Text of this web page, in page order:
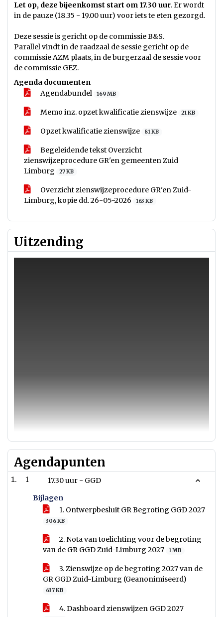
Let op, deze bijeenkomst start om 17.30 uur. Er wordt
in de pauze (18.35 - 19.00 uur) voor iets te eten gezorgd.
Deze sessie is gericht op de commissie B&S.
Parallel vindt in de raadzaal de sessie gericht op de
commissie AZM plaats, in de burgerzaal de sessie voor
de commissie GEZ.
Agenda documenten
Agendabundel
169 MB
Memo inz. opzet kwalificatie zienswijze 21 KB
Opzet kwalificatie zienswijze 81 KB
Begeleidende tekst Overzicht
zienswijzeprocedure GR'en gemeenten Zuid
Limburg
27 KB
Overzicht zienswijzeprocedure GR'en Zuid-
Limburg, kopie dd. 26-05-2026
163 KB
Uitzending
Agendapunten
1
17.30 uur - GGD
Bijlagen
1. Ontwerpbesluit GR Begroting GGD 2027
306 KB
2. Nota van toelichting voor de begroting
van de GR GGD Zuid-Limburg 2027
1 MB
3. Zienswijze op de begroting 2027 van de
GR GGD Zuid-Limburg (Geanonimiseerd)
637 KB
4. Dashboard zienswijzen GGD 2027